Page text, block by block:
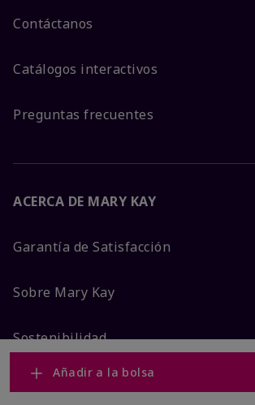
Añadir a la bolsa
Contáctanos
Catálogos interactivos
Preguntas frecuentes
ACERCA DE MARY KAY
Garantía de Satisfacción
Sobre Mary Kay
Sostenibilidad
Promesa De Producto